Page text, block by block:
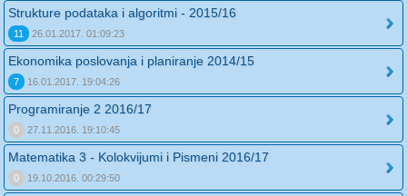
Strukture podataka i algoritmi - 2015/16
11 26.01.2017. 01:09:23
Ekonomika poslovanja i planiranje 2014/15
7 16.01.2017. 19:04:26
Programiranje 2 2016/17
0 27.11.2016. 19:10:45
Matematika 3 - Kolokvijumi i Pismeni 2016/17
0 19.10.2016. 00:29:50